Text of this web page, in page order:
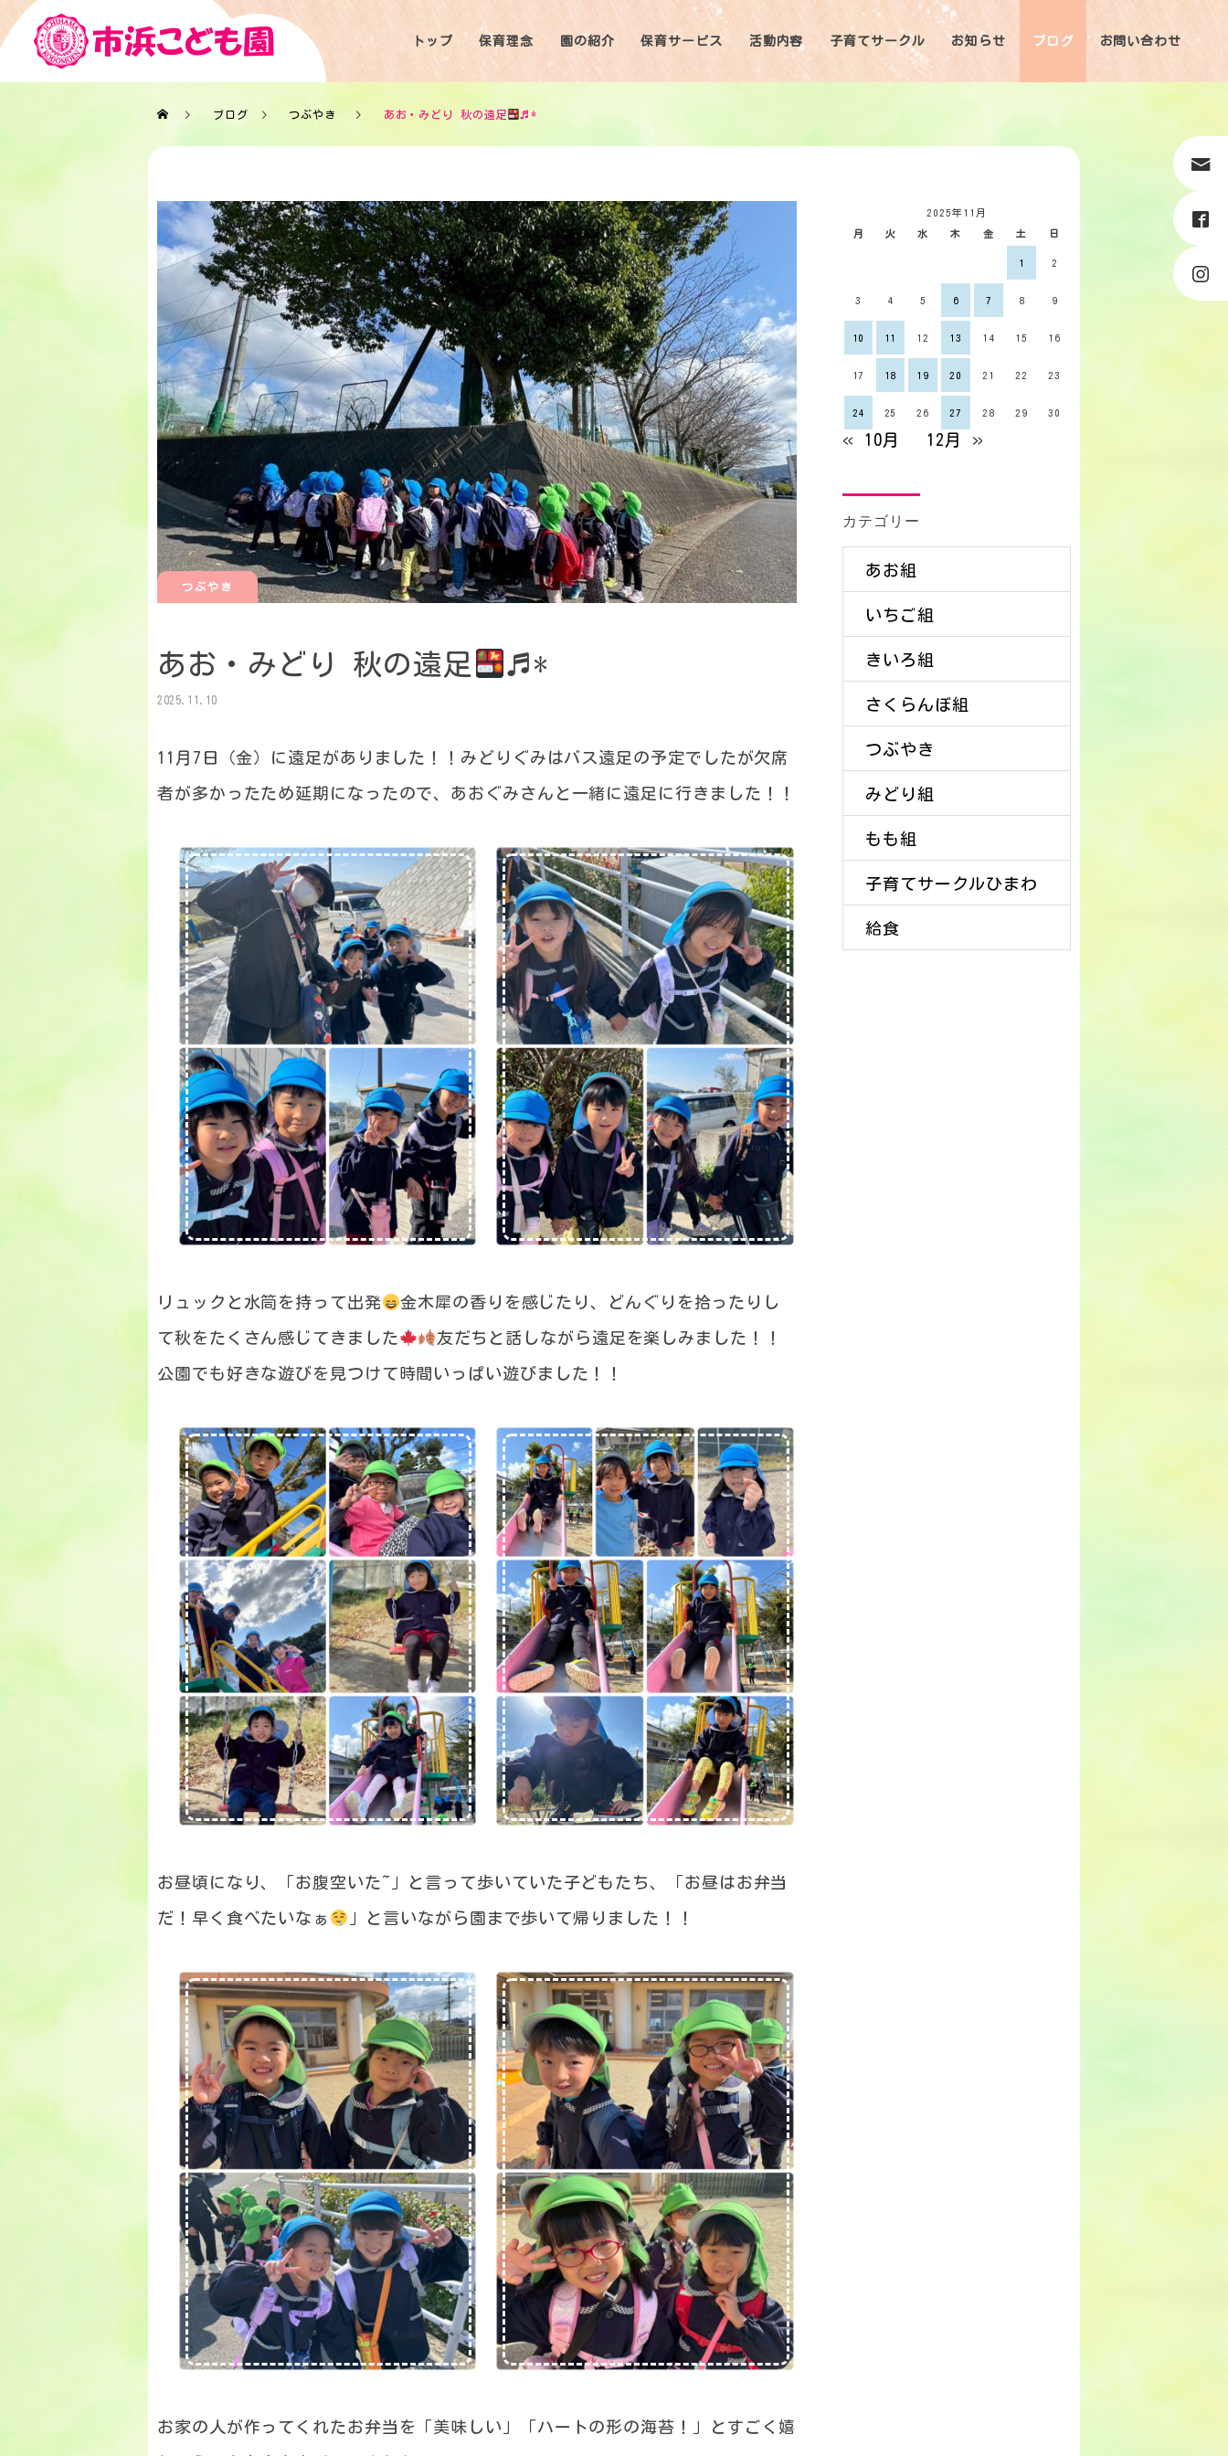
トップ 保育理念 園の紹介 保育サービス 活動内容 子育てサークル お知らせ ブログ お問い合わせ
ブログ つぶやき あお・みどり 秋の遠足 ♬*
つぶやき
あお・みどり 秋の遠足 ♬*
2025.11.10
11月7日（金）に遠足がありました！！みどりぐみはバス遠足の予定でしたが欠席
者が多かったため延期になったので、あおぐみさんと一緒に遠足に行きました！！
リュックと水筒を持って出発 金木犀の香りを感じたり、どんぐりを拾ったりし
て秋をたくさん感じてきました 友だちと話しながら遠足を楽しみました！！
公園でも好きな遊びを見つけて時間いっぱい遊びました！！
お昼頃になり、「お腹空いた~」と言って歩いていた子どもたち、「お昼はお弁当
だ！早く食べたいなぁ 」と言いながら園まで歩いて帰りました！！
お家の人が作ってくれたお弁当を「美味しい」「ハートの形の海苔！」とすごく嬉
2025年11月
月 火 水 木 金 土 日
1 2
3 4 5 6 7 8 9
10 11 12 13 14 15 16
17 18 19 20 21 22 23
24 25 26 27 28 29 30
« 10月 12月 »
カテゴリー
あお組
いちご組
きいろ組
さくらんぼ組
つぶやき
みどり組
もも組
子育てサークルひまわ
り
給食